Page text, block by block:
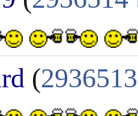
(2936513